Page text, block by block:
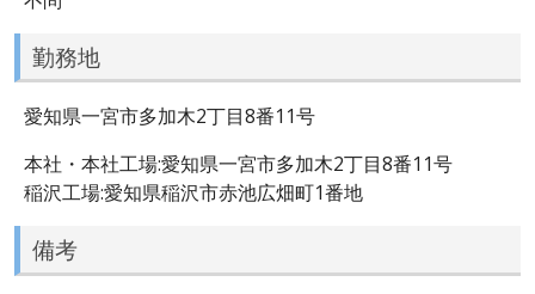
勤務地
愛知県一宮市多加木2丁目8番11号
本社・本社工場:愛知県一宮市多加木2丁目8番11号
稲沢工場:愛知県稲沢市赤池広畑町1番地
備考